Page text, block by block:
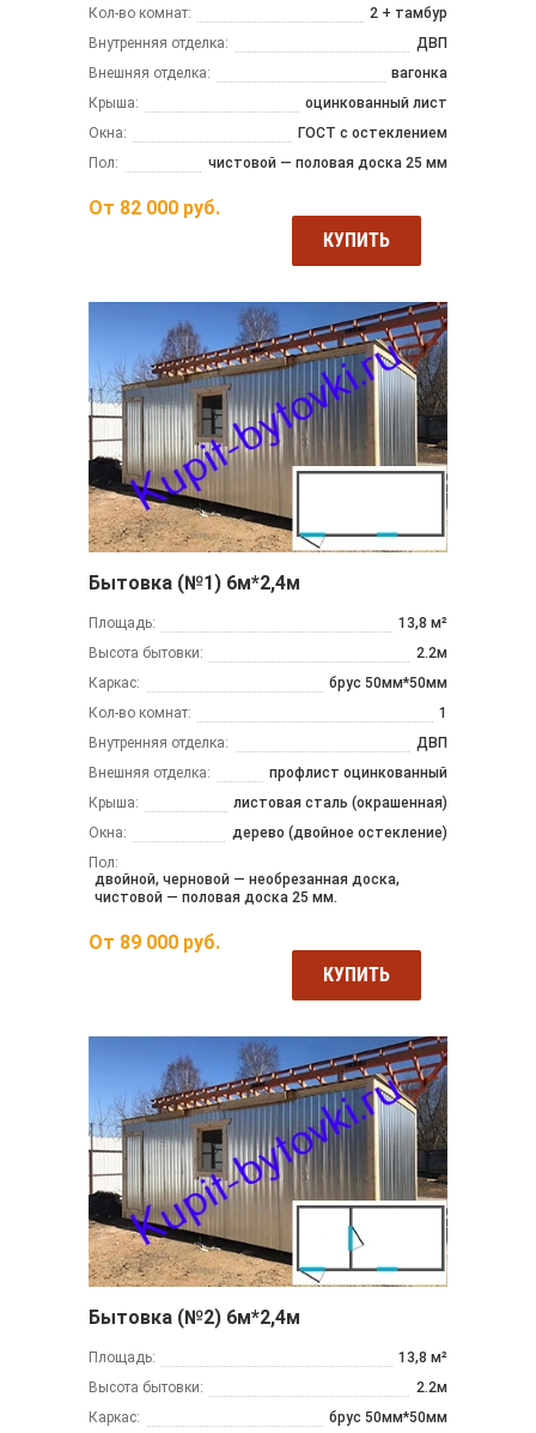
Кол-во комнат:
2 + тамбур
Внутренняя отделка:
ДВП
Внешняя отделка:
вагонка
Крыша:
оцинкованный лист
Окна:
ГОСТ с остеклением
Пол:
чистовой — половая доска 25 мм
От 82 000 руб.
КУПИТЬ
Бытовка (№1) 6м*2,4м
Площадь:
13,8 м²
Высота бытовки:
2.2м
Каркас:
брус 50мм*50мм
Кол-во комнат:
1
Внутренняя отделка:
ДВП
Внешняя отделка:
профлист оцинкованный
Крыша:
листовая сталь (окрашенная)
Окна:
дерево (двойное остекление)
Пол:
двойной, черновой — необрезанная доска,
чистовой — половая доска 25 мм.
От 89 000 руб.
КУПИТЬ
Бытовка (№2) 6м*2,4м
Площадь:
13,8 м²
Высота бытовки:
2.2м
Каркас:
брус 50мм*50мм